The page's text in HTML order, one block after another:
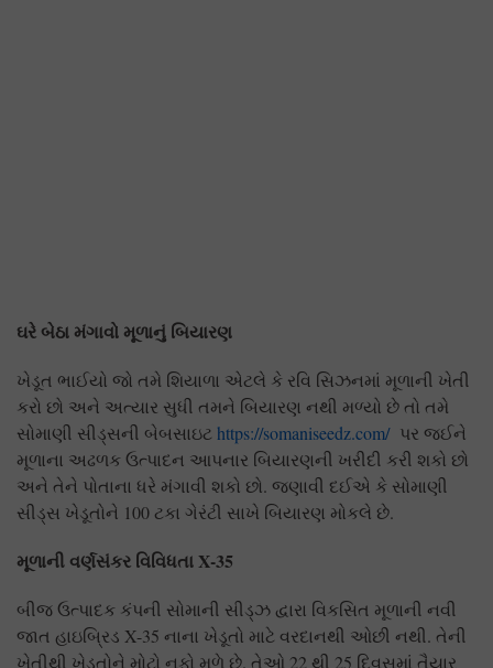
ઘરે બેઠા મંગાવો મૂળાનું બિયારણ
ખેડૂત ભાઈયો જો તમે શિયાળા એટલે કે રવિ સિઝનમાં મૂળાની ખેતી
કરો છો અને અત્યાર સુધી તમને બિયારણ નથી મળ્યો છે તો તમે
સોમાણી સીડ્સની બેબસાઇટ https://somaniseedz.com/પર જઈને
મૂળાના અઢળક ઉત્પાદન આપનાર બિયારણની ખરીદી કરી શકો છો
અને તેને પોતાના ધરે મંગાવી શકો છો. જણાવી દઈએ કે સોમાણી
સીડ્સ ખેડૂતોને 100 ટકા ગેરંટી સાખે બિયારણ મોકલે છે.
મૂળાની વર્ણસંકર વિવિધતા X-35
બીજ ઉત્પાદક કંપની સોમાની સીડ્ઝ દ્વારા વિકસિત મૂળાની નવી
જાત હાઇબ્રિડ X-35 નાના ખેડૂતો માટે વરદાનથી ઓછી નથી. તેની
ખેતીથી ખેડૂતોને મોટો નફો મળે છે. તેઓ 22 થી 25 દિવસમાં તૈયાર